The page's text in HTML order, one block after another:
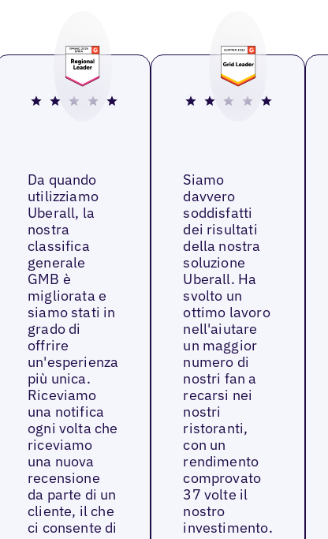
Da quando
utilizziamo
Uberall, la
nostra
classifica
generale
GMB è
migliorata e
siamo stati in
grado di
offrire
un'esperienza
più unica.
Riceviamo
una notifica
ogni volta che
riceviamo
una nuova
recensione
da parte di un
cliente, il che
ci consente di
Siamo
davvero
soddisfatti
dei risultati
della nostra
soluzione
Uberall. Ha
svolto un
ottimo lavoro
nell'aiutare
un maggior
numero di
nostri fan a
recarsi nei
nostri
ristoranti,
con un
rendimento
comprovato
37 volte il
nostro
investimento.